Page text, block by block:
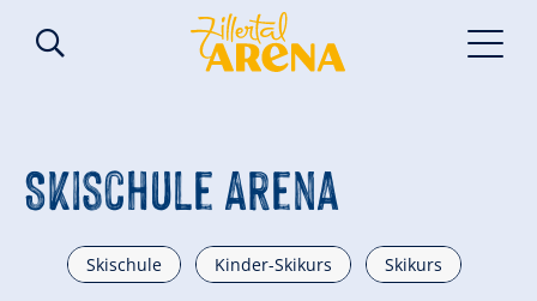
Skischule Arena
Skischule Kinder-Skikurs Skikurs